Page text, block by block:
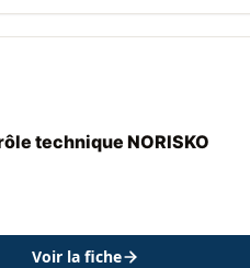
technique NORISKO
Voir la fiche